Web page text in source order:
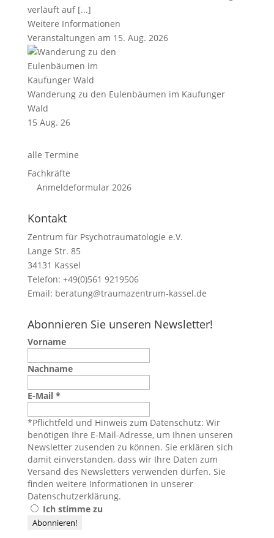
verläuft auf [...]
Weitere Informationen
Veranstaltungen am 15. Aug. 2026
Wanderung zu den Eulenbäumen im Kaufunger
Wald
15 Aug. 26
alle Termine
Fachkräfte
Anmeldeformular 2026
Kontakt
Zentrum für Psychotraumatologie e.V.
Lange Str. 85
34131 Kassel
Telefon: +49(0)561 9219506
Email: beratung@traumazentrum-kassel.de
Abonnieren Sie unseren Newsletter!
Vorname
Nachname
E-Mail *
*Pflichtfeld und Hinweis zum Datenschutz: Wir
benötigen Ihre E-Mail-Adresse, um Ihnen unseren
Newsletter zusenden zu können. Sie erklären sich
damit einverstanden, dass wir Ihre Daten zum
Versand des Newsletters verwenden dürfen. Sie
finden weitere Informationen in unserer
Datenschutzerklärung.
Ich stimme zu